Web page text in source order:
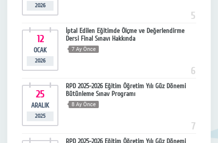
2026
5
12
OCAK
2026
İptal Edilen Eğitimde Ölçme ve Değerlendirme
Dersi Final Sınavı Hakkında
7 Ay Önce
6
25
ARALIK
2025
RPD 2025-2026 Eğitim Öğretim Yılı Güz Dönemi
Bütünleme Sınav Programı
8 Ay Önce
7
RPD 2025-2026 Eğitim Öğretim Yılı Güz Dönemi